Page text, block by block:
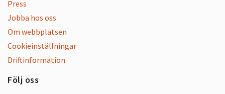
Press
Jobba hos oss
Om webbplatsen
Cookieinställningar
Driftinformation
Följ oss